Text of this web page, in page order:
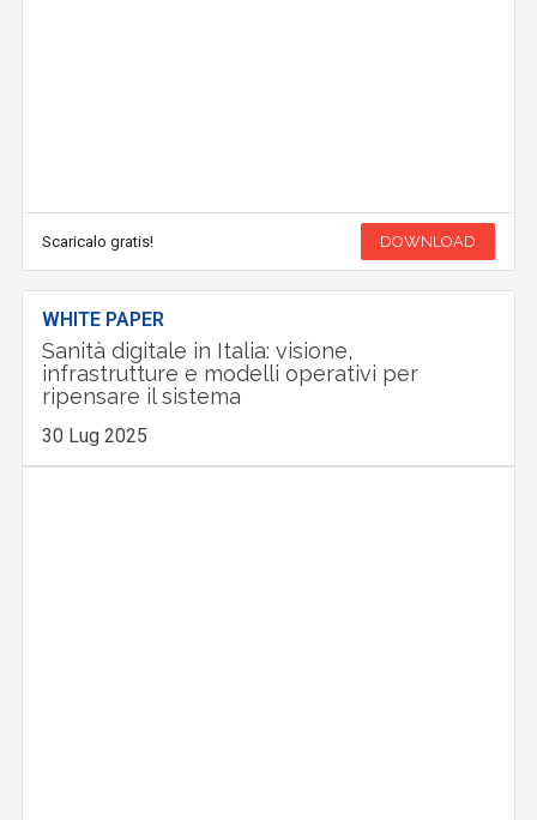
Scaricalo gratis! DOWNLOAD
WHITE PAPER
Sanità digitale in Italia: visione,
infrastrutture e modelli operativi per
ripensare il sistema
30 Lug 2025